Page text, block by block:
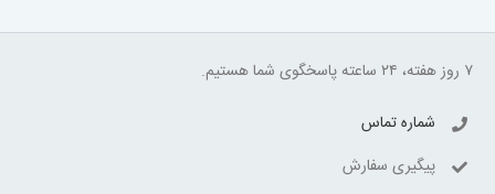
۷ روز هفته، ۲۴ ساعته پاسخگوی شما هستیم.
شماره تماس
پیگیری سفارش